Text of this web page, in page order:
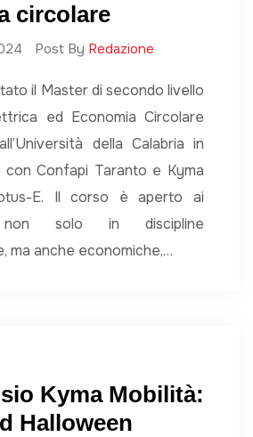
circolare
Post By Redazione
il Master di secondo livello
ed Economia Circolare
della Calabria in
con Confapi Taranto e Kyma
E. Il corso è aperto ai
non solo in discipline
ma anche economiche,…
Kyma Mobilità:
Halloween